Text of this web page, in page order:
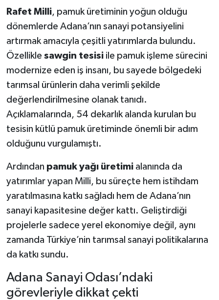
Rafet Milli, pamuk üretiminin yoğun olduğu
dönemlerde Adana’nın sanayi potansiyelini
artırmak amacıyla çeşitli yatırımlarda bulundu.
Özellikle sawgin tesisiile pamuk işleme sürecini
modernize eden iş insanı, bu sayede bölgedeki
tarımsal ürünlerin daha verimli şekilde
değerlendirilmesine olanak tanıdı.
Açıklamalarında, 54 dekarlık alanda kurulan bu
tesisin kütlü pamuk üretiminde önemli bir adım
olduğunu vurgulamıştı.
Ardından pamuk yağı üretimialanında da
yatırımlar yapan Milli, bu süreçte hem istihdam
yaratılmasına katkı sağladı hem de Adana’nın
sanayi kapasitesine değer kattı. Geliştirdiği
projelerle sadece yerel ekonomiye değil, aynı
zamanda Türkiye’nin tarımsal sanayi politikalarına
da katkı sundu.
Adana Sanayi Odası’ndaki
görevleriyle dikkat çekti